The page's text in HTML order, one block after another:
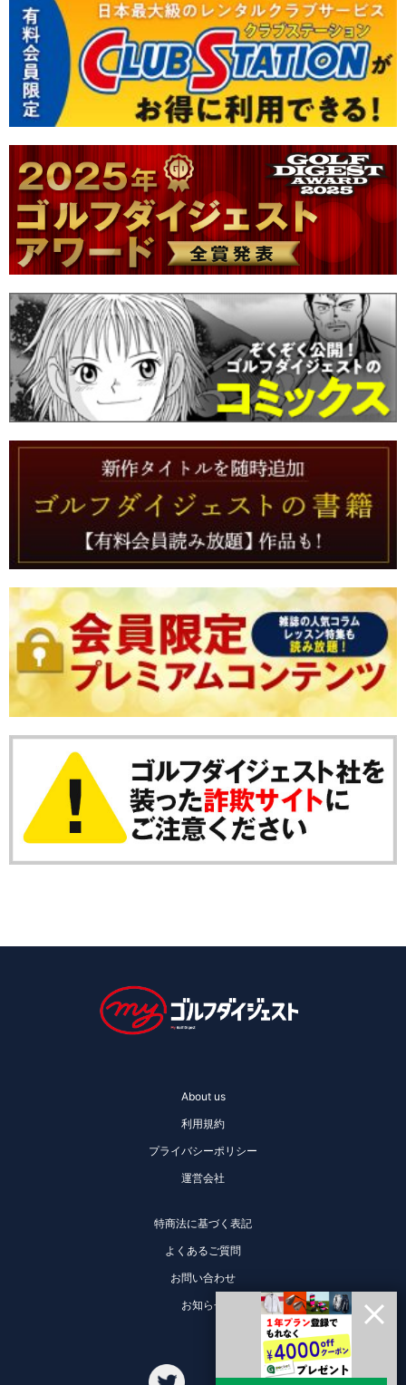
About us
利用規約
プライバシーポリシー
運営会社
特商法に基づく表記
よくあるご質問
お問い合わせ
お知らせ